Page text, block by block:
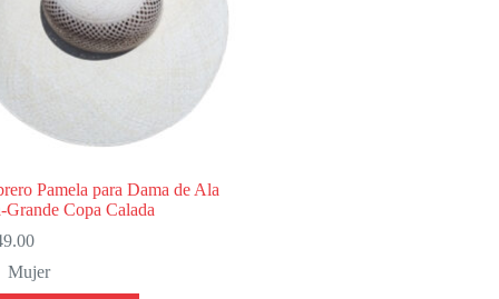
Pamela para Dama de Ala
Grande Copa Calada
Mujer